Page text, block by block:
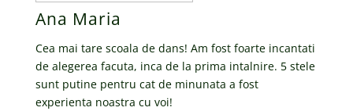
Ana Maria
Cea mai tare scoala de dans! Am fost foarte incantati
de alegerea facuta, inca de la prima intalnire. 5 stele
sunt putine pentru cat de minunata a fost
experienta noastra cu voi!